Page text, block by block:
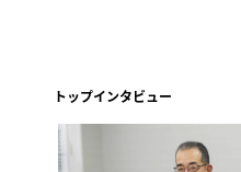
トップインタビュー